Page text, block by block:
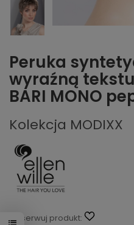
Peruka
wyraźną
BARI MONO
Kolekcja MODIXX
Obserwuj produkt: